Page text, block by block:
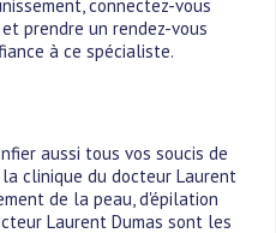
connectez-vous
prendre un rendez-vous
à ce spécialiste.
aussi tous vos soucis de
clinique du docteur Laurent
de la peau, d'épilation
Laurent Dumas sont les